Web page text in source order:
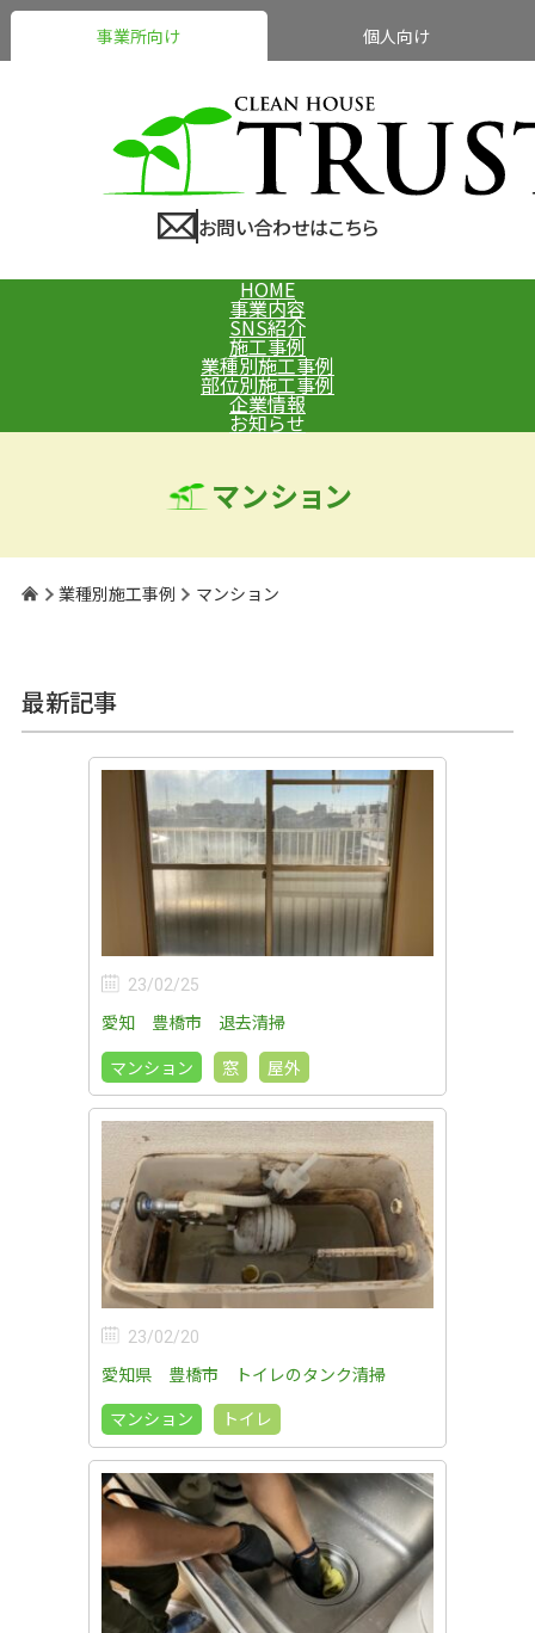
事業所向け 個人向け
お問い合わせはこちら
HOME
事業内容
SNS紹介
施工事例
業種別施工事例
部位別施工事例
企業情報
お知らせ
マンション
業種別施工事例 マンション
最新記事
23/02/25
愛知 豊橋市 退去清掃
マンション
窓 屋外
23/02/20
愛知県 豊橋市 トイレのタンク清掃
マンション
トイレ